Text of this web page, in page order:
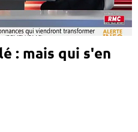
: mais qui s'en